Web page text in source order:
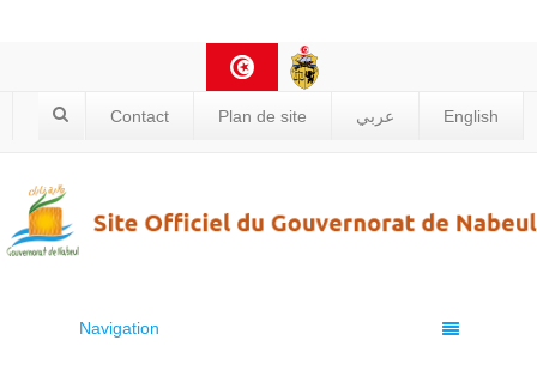
Contact Plan de site عربي English
Navigation